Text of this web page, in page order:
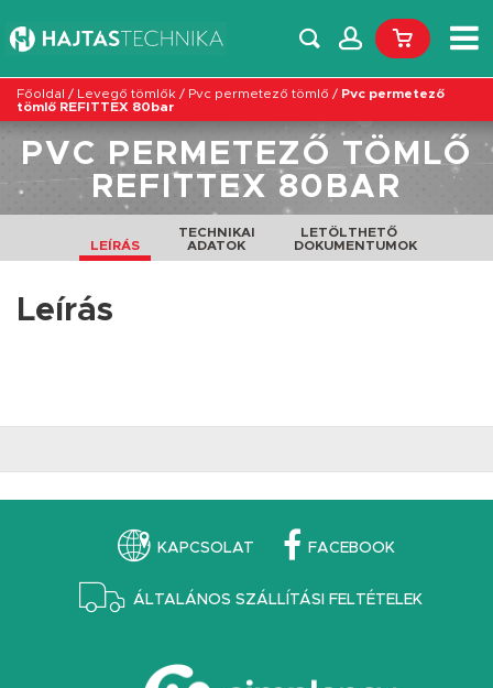
Főoldal / Levegő tömlők / Pvc permetező tömlő / Pvc permetező
tömlő REFITTEX 80bar
PVC PERMETEZŐ TÖMLŐ
REFITTEX 80BAR
LEÍRÁS
TECHNIKAI
ADATOK
LETÖLTHETŐ
DOKUMENTUMOK
Leírás
KAPCSOLAT FACEBOOK
ÁLTALÁNOS SZÁLLÍTÁSI FELTÉTELEK